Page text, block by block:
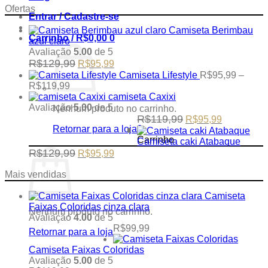
Entrar / Cadastre-se
Carrinho /R$0,00 0
Nenhum produto no carrinho.
Retornar para a loja0
Carrinho
Nenhum produto no carrinho.
Retornar para a loja
Ofertas
Camiseta Berimbau
azul claro
Avaliação 5.00 de 5
R$129,99 Original
price
R$129,99.
R$95,99
price
R$95,99.
Camiseta Lifestyle R$95,99 –
R$119,99
range:
R$95,99
R$119,99
camiseta Caxixi
Avaliação5.00de 5
R$119,99 Original
price
was:
R$119,99.
R$95,99
price
is:
R$95,99.
Camiseta caki Atabaque
R$129,99 Original
R$129,99.
R$95,99
R$95,99.
Mais vendidas
Camiseta
Faixas Coloridas cinza clara
Avaliação4.00de 5
R$99,99
Camiseta Faixas Coloridas
Avaliação 5.00 de 5